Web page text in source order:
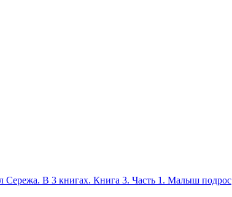
В 3 книгах. Книга 3. Часть 1. Малыш подрос